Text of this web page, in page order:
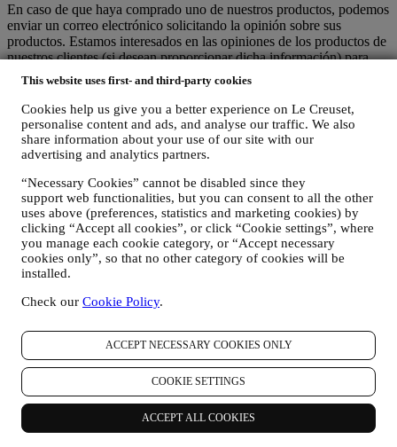
This website uses first- and third-party cookies
Cookies help us give you a better experience on Le Creuset,
personalise content and ads, and analyse our traffic. We also
share information about your use of our site with our
advertising and analytics partners.
“Necessary Cookies” cannot be disabled since they
support web functionalities, but you can consent to all the other
uses above (preferences, statistics and marketing cookies) by
clicking “Accept all cookies”, or click “Cookie settings”, where
you manage each cookie category, or “Accept necessary
cookies only”, so that no other category of cookies will be
installed.
Check our Cookie Policy.
ACCEPT NECESSARY COOKIES ONLY
COOKIE SETTINGS
ACCEPT ALL COOKIES
En caso de que haya comprado uno de nuestros productos, podemos
enviar un correo electrónico solicitando la opinión sobre sus
productos. Estamos interesados en las opiniones de los productos de
nuestros clientes (si desean proporcionar dicha información) para
mejorar constantemente nuestros productos y servicios. Al final del
proceso de compra, también podemos invitarle a escribir su opinión
del producto. La opinión no es obligatoria, y usted es libre de
enviarla o no.
REORIENTACIÓN / ADAPTACIÓN DE NUESTRAS
CLIENTE Nos gustaría utilizar sus datos para adaptar
nuestros servicios y ofertas a sus necesidades y preferencias
para proporcionarle una experiencia de cliente personalizada
de Le Creuset. Lo haremos analizando sus hábitos o intereses,
por ejemplo, en relación con los productos más vistos, su
interacción con nosotros en las redes sociales, qué páginas de
nuestro sitio web visita, qué contenido de nuestras ofertas lee
usted. Lo hacemos principalmente a través de cookies y
tecnologías similares (incluidos los píxeles de seguimiento en
datos y preferencias recogidos una vez que se suscribe a
nuestras comunicaciones de marketing personalizadas.
Utilizaremos esta información para gestionar nuestra
específicos, adaptar los contenidos o las ofertas que ve en el
Sitio web o, si ha dado su consentimiento para suscribirse a